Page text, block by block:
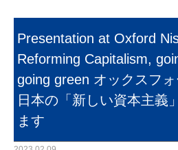
Presentation at Oxford
Reforming Capitalism,
going green オックスフ
日本の「新しい資本主義
ます